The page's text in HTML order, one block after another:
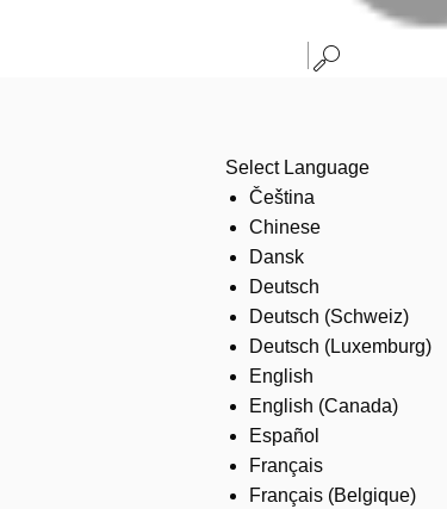
Select Language
Čeština
Chinese
Dansk
Deutsch
Deutsch (Schweiz)
Deutsch (Luxemburg)
English
English (Canada)
Español
Français
Français (Belgique)